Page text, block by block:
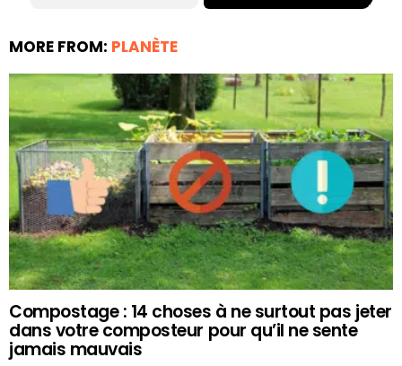
MORE FROM: PLANÈTE
Compostage : 14 choses à ne surtout pas jeter
dans votre composteur pour qu’il ne sente
jamais mauvais